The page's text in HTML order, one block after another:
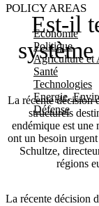
POLICY AREAS
Economie
Politique
Agriculture et
Santé
Technologies
Energie,
Défense
Est-il
La récente décision
structurels
endémique est une
ont un besoin
Schultze,
régions
La récente décision